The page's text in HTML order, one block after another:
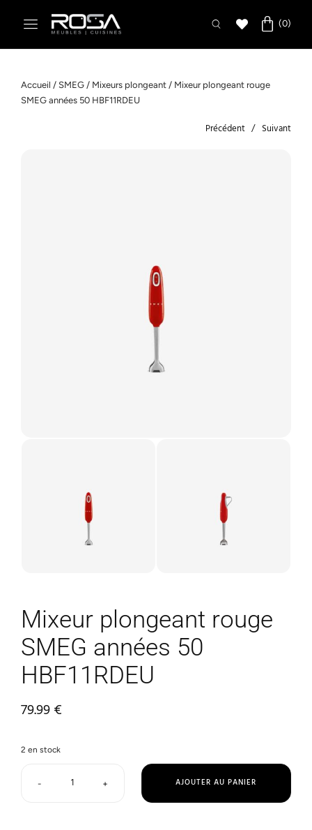
Accueil / SMEG / Mixeurs plongeant / Mixeur plongeant rouge
SMEG années 50 HBF11RDEU
Précédent Suivant
Mixeur plongeant rouge
SMEG années 50
HBF11RDEU
79.99€
2 en stock
+
- AJOUTER AU PANIER